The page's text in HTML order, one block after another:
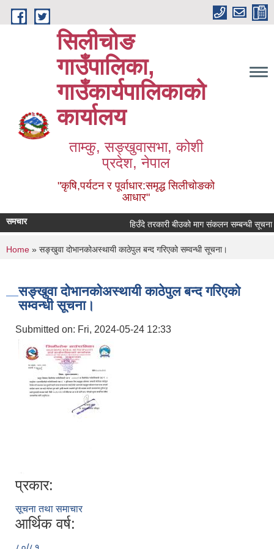
Skip to main content
सिलीचोङ
गाउँपालिका,
गाउँकार्यपालिकाको
कार्यालय
ताम्कु, सङ्‍खुवासभा, कोशी
प्रदेश, नेपाल
"कृषि,पर्यटन र पूर्वाधार:समृद्ध सिलीचोङको
आधार"
समचार हिउँदे तरकारी बीउको माग संकलन सम्बन्धी सूचना
You are here
Home » सङ्‍खुवा दोभानकोअस्थायी काठेपुल बन्द गरिएको सम्वन्धी सूचना।
सङ्‍खुवा दोभानकोअस्थायी काठेपुल बन्द गरिएको
सम्वन्धी सूचना।
Submitted on: Fri, 2024-05-24 12:33
प्रकार:
सूचना तथा समाचार
आर्थिक वर्ष: